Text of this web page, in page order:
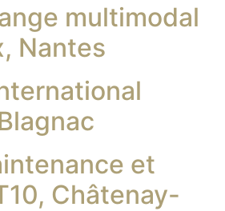
multimodal
Nantes
et
Châtenay-